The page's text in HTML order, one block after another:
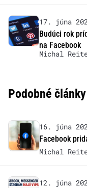
17. júna
Budúci rok
na Facebook
Michal
Podobné články
16. júna
Facebook
Michal
12. júna